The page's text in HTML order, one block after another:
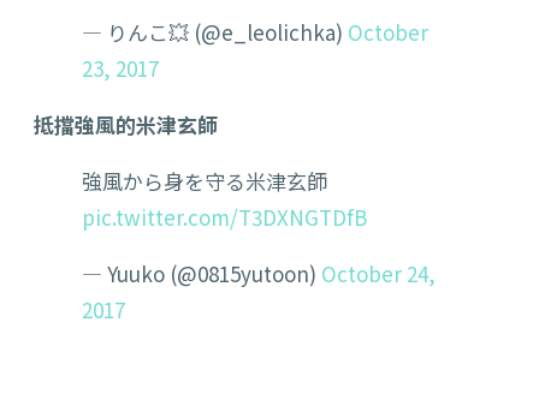
— りんこ💥 (@e_leolichka) October
23, 2017
抵擋強風的米津玄師
強風から身を守る米津玄師
pic.twitter.com/T3DXNGTDfB
— Yuuko (@0815yutoon) October 24,
2017